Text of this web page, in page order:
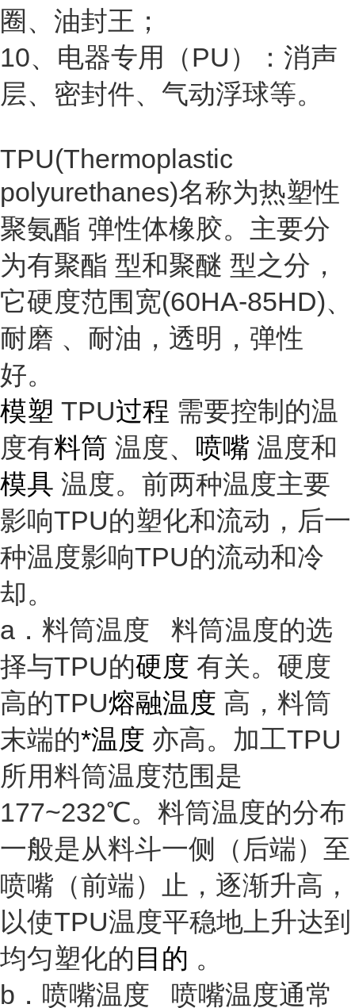
圈、油封王；
10、电器专用（PU）：消声
层、密封件、气动浮球等。
TPU(Thermoplastic
polyurethanes)名称为热塑性
聚氨酯 弹性体橡胶。主要分
为有聚酯 型和聚醚 型之分，
它硬度范围宽(60HA-85HD)、
耐磨 、耐油，透明， 弹性
好。
模塑 TPU过程 需要控制的温
度有料筒 温度、 喷嘴 温度和
模具 温度。前两种温度主要
影响TPU的塑化和流动，后一
种温度影响TPU的流动和冷
却。
a．料筒温度 料筒温度的选
择与TPU的硬度 有关。硬度
高的TPU熔融温度 高，料筒
末端的*温度 亦高。加工TPU
所用料筒温度范围是
177~232℃。料筒温度的分布
一般是从料斗一侧（后端）至
喷嘴（前端）止，逐渐升高，
以使TPU温度平稳地上升达到
均匀塑化的 目的 。
b．喷嘴温度 喷嘴温度通常